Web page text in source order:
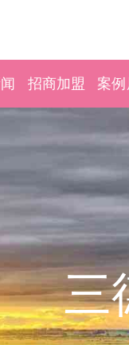
招商加盟 案
三